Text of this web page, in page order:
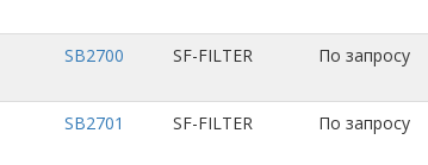
SB2700 SF-FILTER По запросу
SB2701 SF-FILTER По запросу